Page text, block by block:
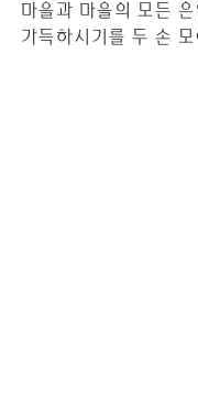
마을과 마을의 모든 은
가득하시기를 두 손